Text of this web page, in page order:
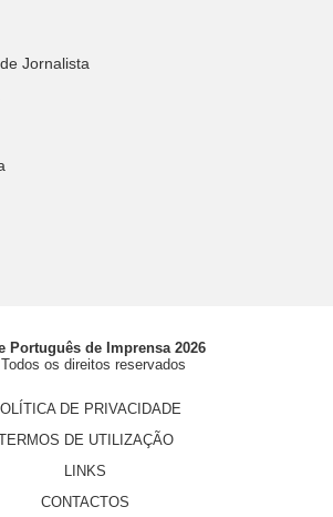
Jornalista
Português de Imprensa 2026
os direitos reservados
DE PRIVACIDADE
DE UTILIZAÇÃO
LINKS
CONTACTOS